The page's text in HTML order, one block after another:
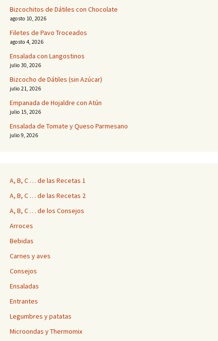
Bizcochitos de Dátiles con Chocolate
agosto 10, 2026
Filetes de Pavo Troceados
agosto 4, 2026
Ensalada con Langostinos
julio 30, 2026
Bizcocho de Dátiles (sin Azúcar)
julio 21, 2026
Empanada de Hojaldre con Atún
julio 15, 2026
Ensalada de Tomate y Queso Parmesano
julio 9, 2026
A, B, C … de las Recetas 1
A, B, C … de las Recetas 2
A, B, C … de los Consejos
Arroces
Bebidas
Carnes y aves
Consejos
Ensaladas
Entrantes
Legumbres y patatas
Microondas y Thermomix